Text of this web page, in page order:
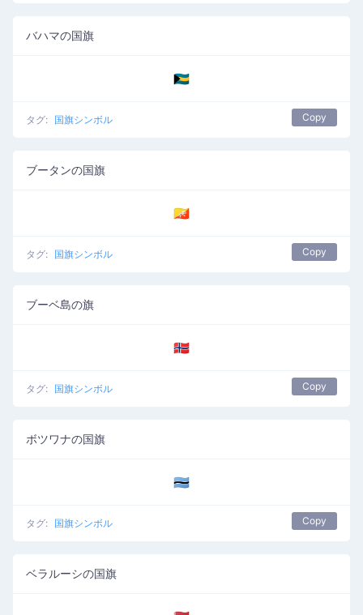
バハマの国旗
🇧🇸
タグ: 国旗シンボル Copy
ブータンの国旗
🇧🇹
タグ: 国旗シンボル Copy
ブーベ島の旗
🇧🇻
タグ: 国旗シンボル Copy
ボツワナの国旗
🇧🇼
タグ: 国旗シンボル Copy
ベラルーシの国旗